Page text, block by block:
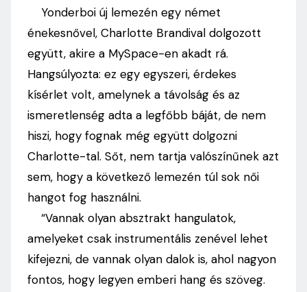
Yonderboi új lemezén egy német
énekesnővel, Charlotte Brandival dolgozott
együtt, akire a MySpace-en akadt rá.
Hangsúlyozta: ez egy egyszeri, érdekes
kísérlet volt, amelynek a távolság és az
ismeretlenség adta a legfőbb báját, de nem
hiszi, hogy fognak még együtt dolgozni
Charlotte-tal. Sőt, nem tartja valószínűnek azt
sem, hogy a következő lemezén túl sok női
hangot fog használni.
“Vannak olyan absztrakt hangulatok,
amelyeket csak instrumentális zenével lehet
kifejezni, de vannak olyan dalok is, ahol nagyon
fontos, hogy legyen emberi hang és szöveg.